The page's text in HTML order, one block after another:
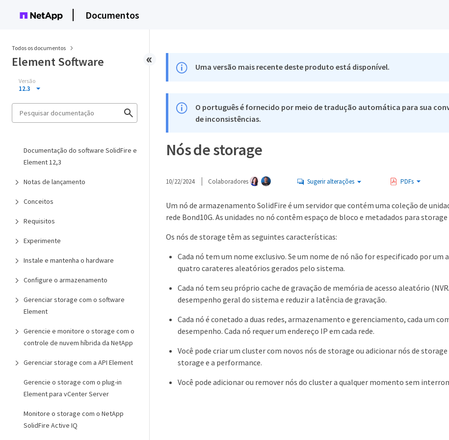
Documentos
Todos os documentos
Element Software
Versão
12.3
Documentação do software SolidFire e
Element 12,3
Notas de lançamento
Conceitos
Requisitos
Experimente
Instale e mantenha o hardware
Configure o armazenamento
Gerenciar storage com o software
Element
Gerencie e monitore o storage com o
controle de nuvem híbrida da NetApp
Gerenciar storage com a API Element
Gerencie o storage com o plug-in
Element para vCenter Server
Monitore o storage com o NetApp
SolidFire Active IQ
Uma versão mais recente deste produto está disponível.
O português é fornecido por meio de tradução automática para sua
de inconsistências.
Nós de storage
10/22/2024 Colaboradores Sugerir alterações PDFs
Um nó de armazenamento SolidFire é um servidor que contém uma coleção de
rede Bond10G. As unidades no nó contêm espaço de bloco e metadados para
Os nós de storage têm as seguintes características:
Cada nó tem um nome exclusivo. Se um nome de nó não for especificado por um
quatro carateres aleatórios gerados pelo sistema.
Cada nó tem seu próprio cache de gravação de memória de acesso aleatório
desempenho geral do sistema e reduzir a latência de gravação.
Cada nó é conetado a duas redes, armazenamento e gerenciamento, cada um
desempenho. Cada nó requer um endereço IP em cada rede.
Você pode criar um cluster com novos nós de storage ou adicionar nós de
storage e a performance.
Você pode adicionar ou remover nós do cluster a qualquer momento sem